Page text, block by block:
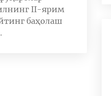
II-ярим
баҳолаш